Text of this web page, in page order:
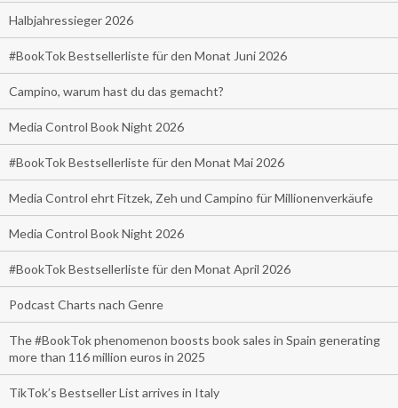
Halbjahressieger 2026
#BookTok Bestsellerliste für den Monat Juni 2026
Campino, warum hast du das gemacht?
Media Control Book Night 2026
#BookTok Bestsellerliste für den Monat Mai 2026
Media Control ehrt Fitzek, Zeh und Campino für Millionenverkäufe
Media Control Book Night 2026
#BookTok Bestsellerliste für den Monat April 2026
Podcast Charts nach Genre
The #BookTok phenomenon boosts book sales in Spain generating
more than 116 million euros in 2025
TikTok’s Bestseller List arrives in Italy